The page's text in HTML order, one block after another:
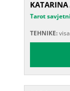
Tarot
TEHNIKE:
SARA/ Kod